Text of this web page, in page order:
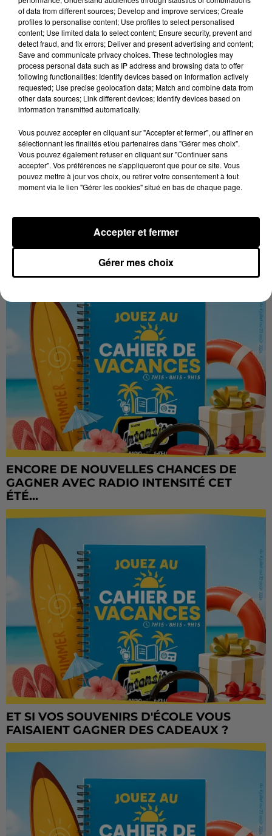
LES VACANCES PASSENT VITE... LES
CADEAUX AUSSI SUR INTENSITÉ !...
ENCORE DE NOUVELLES CHANCES DE
GAGNER AVEC RADIO INTENSITÉ CET
ÉTÉ...
ET SI VOS SOUVENIRS D'ÉCOLE VOUS
FAISAIENT GAGNER DES CADEAUX ?
of data from different sources; Develop and improve services; Create
profiles to personalise content; Use profiles to select personalised
content; Use limited data to select content; Ensure security, prevent and
detect fraud, and fix errors; Deliver and present advertising and content;
Save and communicate privacy choices. These technologies may
process personal data such as IP address and browsing data to offer
following functionalities: Identify devices based on information actively
requested; Use precise geolocation data; Match and combine data from
other data sources; Link different devices; Identify devices based on
information transmitted automatically.
Vous pouvez accepter en cliquant sur "Accepter et fermer", ou affiner en
sélectionnant les finalités et/ou partenaires dans "Gérer mes choix".
Vous pouvez également refuser en cliquant sur "Continuer sans
accepter". Vos préférences ne s'appliqueront que pour ce site. Vous
pouvez mettre à jour vos choix, ou retirer votre consentement à tout
moment via le lien "Gérer les cookies" situé en bas de chaque page.
Gérer mes choix
Accepter et fermer